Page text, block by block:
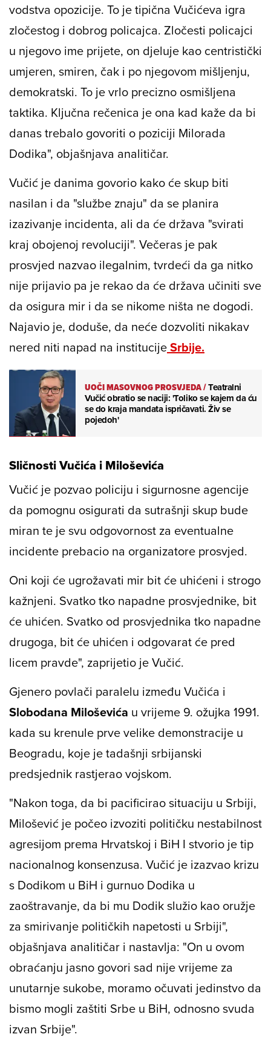
vodstva opozicije. To je tipična Vučićeva igra
zločestog i dobrog policajca. Zločesti policajci
u njegovo ime prijete, on djeluje kao centristički
umjeren, smiren, čak i po njegovom mišljenju,
demokratski. To je vrlo precizno osmišljena
taktika. Ključna rečenica je ona kad kaže da bi
danas trebalo govoriti o poziciji Milorada
Dodika", objašnjava analitičar.
Vučić je danima govorio kako će skup biti
nasilan i da "službe znaju" da se planira
izazivanje incidenta, ali da će država "svirati
kraj obojenoj revoluciji". Večeras je pak
prosvjed nazvao ilegalnim, tvrdeći da ga nitko
nije prijavio pa je rekao da će država učiniti sve
da osigura mir i da se nikome ništa ne dogodi.
Najavio je, doduše, da neće dozvoliti nikakav
nered niti napad na institucijeSrbije.
UOČI MASOVNOG PROSVJEDA/Teatralni
Vučić obratio se naciji: 'Toliko se kajem da ću
se do kraja mandata ispričavati. Živ se
pojedoh'
Sličnosti Vučića i Miloševića
Vučić je pozvao policiju i sigurnosne agencije
da pomognu osigurati da sutrašnji skup bude
miran te je svu odgovornost za eventualne
incidente prebacio na organizatore prosvjed.
Oni koji će ugrožavati mir bit će uhićeni i strogo
kažnjeni. Svatko tko napadne prosvjednike, bit
će uhićen. Svatko od prosvjednika tko napadne
drugoga, bit će uhićen i odgovarat će pred
licem pravde", zaprijetio je Vučić.
Gjenero povlači paralelu između Vučića i
Slobodana Miloševića u vrijeme 9. ožujka 1991.
kada su krenule prve velike demonstracije u
Beogradu, koje je tadašnji srbijanski
predsjednik rastjerao vojskom.
"Nakon toga, da bi pacificirao situaciju u Srbiji,
Milošević je počeo izvoziti političku nestabilnost
agresijom prema Hrvatskoj i BiH I stvorio je tip
nacionalnog konsenzusa. Vučić je izazvao krizu
s Dodikom u BiH i gurnuo Dodika u
zaoštravanje, da bi mu Dodik služio kao oružje
za smirivanje političkih napetosti u Srbiji",
objašnjava analitičar i nastavlja: "On u ovom
obraćanju jasno govori sad nije vrijeme za
unutarnje sukobe, moramo očuvati jedinstvo da
bismo mogli zaštiti Srbe u BiH, odnosno svuda
izvan Srbije".